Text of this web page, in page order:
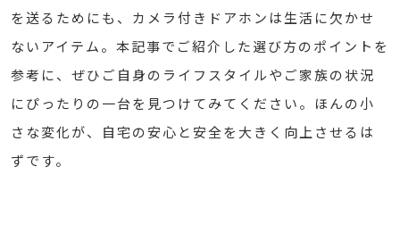
を送るためにも、カメラ付きドアホンは生活に欠かせ
ないアイテム。本記事でご紹介した選び方のポイントを
参考に、ぜひご自身のライフスタイルやご家族の状況
にぴったりの一台を見つけてみてください。ほんの小
さな変化が、自宅の安心と安全を大きく向上させるは
ずです。